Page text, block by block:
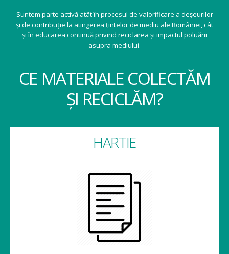
Suntem parte activă atât în procesul de valorificare a deșeurilor
și de contribuție la atingerea țintelor de mediu ale României, cât
și în educarea continuă privind reciclarea și impactul poluării
asupra mediului.
CE MATERIALE COLECTĂM
ȘI RECICLĂM?
HARTIE